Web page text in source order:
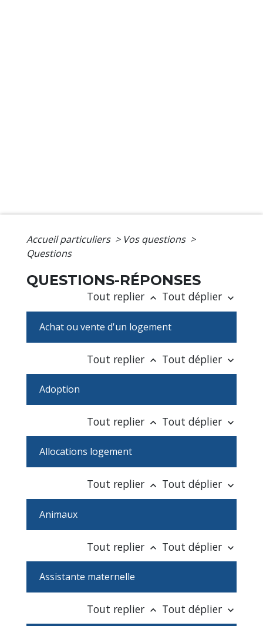
Accueil particuliers > Vos questions >
Questions
QUESTIONS-RÉPONSES
Tout replier keyboard_arrow_up Tout déplier keyboard_arrow_down
Achat ou vente d'un logement
Tout replier keyboard_arrow_up Tout déplier keyboard_arrow_down
Adoption
Tout replier keyboard_arrow_up Tout déplier keyboard_arrow_down
Allocations logement
Tout replier keyboard_arrow_up Tout déplier keyboard_arrow_down
Animaux
Tout replier keyboard_arrow_up Tout déplier keyboard_arrow_down
Assistante maternelle
Tout replier keyboard_arrow_up Tout déplier keyboard_arrow_down